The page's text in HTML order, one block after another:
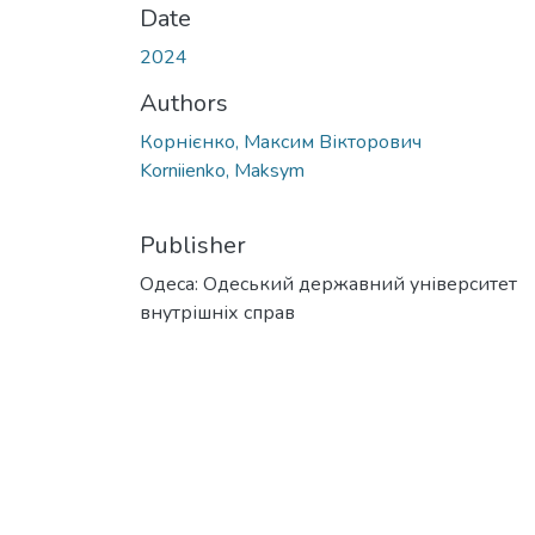
Date
2024
Authors
Корнієнко, Максим Вікторович
Korniienko, Maksym
Publisher
Одеса: Одеський державний університет
внутрішніх справ